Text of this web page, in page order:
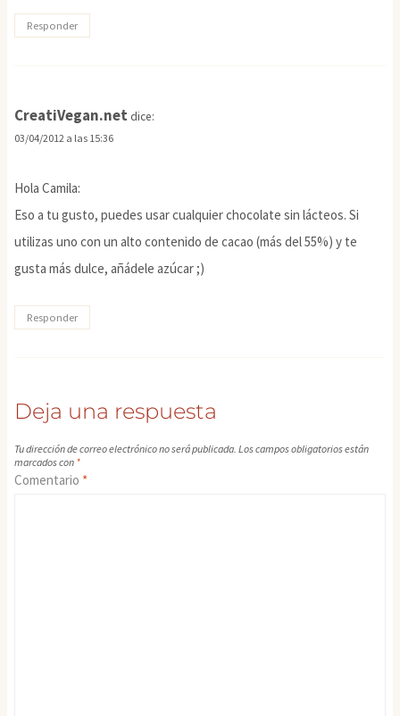
Responder
CreatiVegan.net dice:
03/04/2012 a las 15:36
Hola Camila:
Eso a tu gusto, puedes usar cualquier chocolate sin lácteos. Si
utilizas uno con un alto contenido de cacao (más del 55%) y te
gusta más dulce, añádele azúcar ;)
Responder
Deja una respuesta
Tu dirección de correo electrónico no será publicada. Los campos obligatorios están
marcados con *
Comentario *